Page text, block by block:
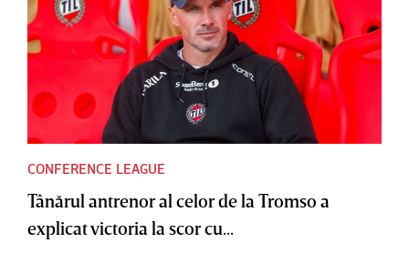
CONFERENCE LEAGUE
Tânărul antrenor al celor de la Tromso a
explicat victoria la scor cu...